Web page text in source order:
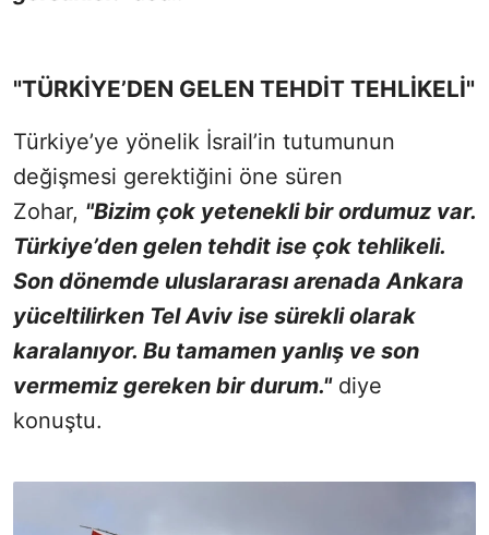
"TÜRKİYE’DEN GELEN TEHDİT TEHLİKELİ"
Türkiye’ye yönelik İsrail’in tutumunun
değişmesi gerektiğini öne süren
Zohar, "Bizim çok yetenekli bir ordumuz var.
Türkiye’den gelen tehdit ise çok tehlikeli.
Son dönemde uluslararası arenada Ankara
yüceltilirken Tel Aviv ise sürekli olarak
karalanıyor. Bu tamamen yanlış ve son
vermemiz gereken bir durum."diye
konuştu.